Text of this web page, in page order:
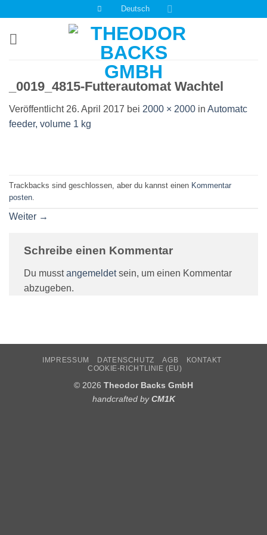
springen
Deutsch
_0019_4815-Futterautomat Wachtel
Veröffentlicht 26. April 2017 bei 2000 × 2000 in Automatc
feeder, volume 1 kg
Trackbacks sind geschlossen, aber du kannst einen Kommentar
posten
Weiter →
Schreibe einen Kommentar
Du musstangemeldetsein, um einen Kommentar
abzugeben.
IMPRESSUM DATENSCHUTZ AGB
KONTAKT
COOKIE-RICHTLINIE (EU)
© 2026 Theodor Backs GmbH
handcrafted byCM1K